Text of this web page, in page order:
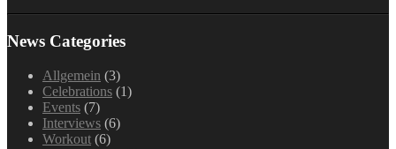
News Categories
Allgemein (3)
Celebrations (1)
Events (7)
Interviews (6)
Workout (6)